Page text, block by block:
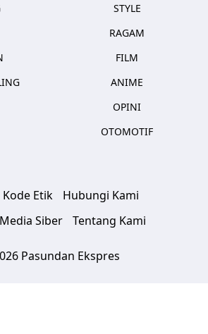
STYLE
RAGAM
FILM
ANIME
OPINI
OTOMOTIF
Kode Etik
Hubungi Kami
Siber
Tentang Kami
Pasundan Ekspres